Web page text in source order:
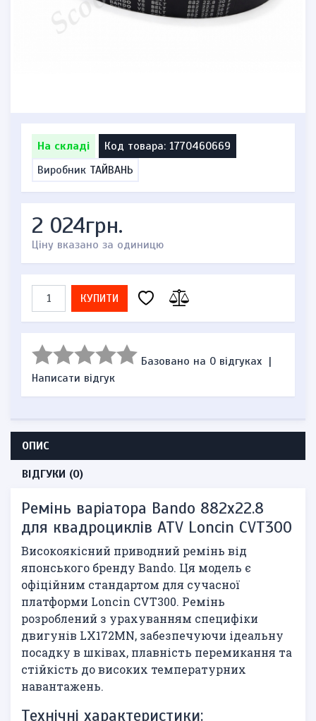
На складі
Код товара: 1770460669
Виробник ТАЙВАНЬ
2 024грн.
Ціну вказано за одиницю
КУПИТИ
Базовано на 0 відгуках |
Написати відгук
ОПИС
ВІДГУКИ (0)
Ремінь варіатора Bando 882х22.8
для квадроциклів ATV Loncin CVT300
Високоякісний приводний ремінь від
японського бренду Bando. Ця модель є
офіційним стандартом для сучасної
платформи Loncin CVT300. Ремінь
розроблений з урахуванням специфіки
двигунів LX172MN, забезпечуючи ідеальну
посадку в шківах, плавність перемикання та
стійкість до високих температурних
навантажень.
Технічні характеристики: